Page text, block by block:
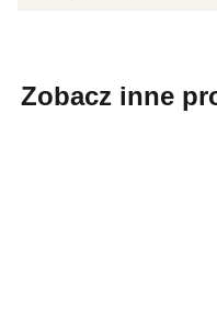
Zobacz inne